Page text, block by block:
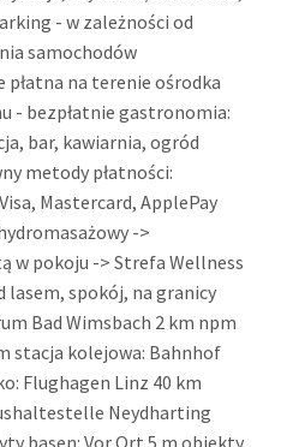
- w zależności od
samochodów
na terenie ośrodka
- bezpłatnie gastronomia:
bar, kawiarnia, ogród
metody płatności:
Mastercard, ApplePay
->
w pokoju -> Strefa Wellness
lasem, spokój, na granicy
Bad Wimsbach 2 km npm
stacja kolejowa: Bahnhof
Flughagen Linz 40 km
Neydharting